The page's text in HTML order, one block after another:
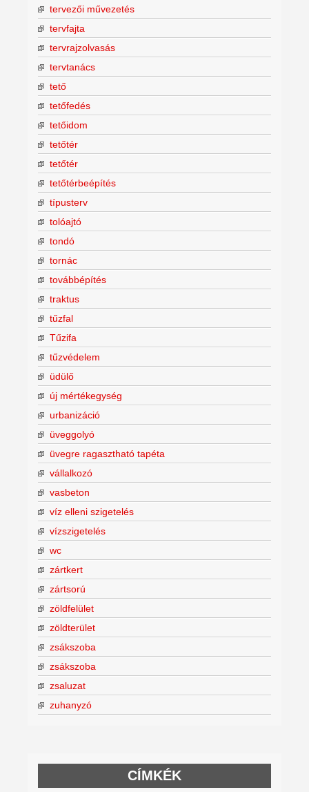
tervezői művezetés
tervfajta
tervrajzolvasás
tervtanács
tető
tetőfedés
tetőidom
tetőtér
tetőtér
tetőtérbeépítés
típusterv
tolóajtó
tondó
tornác
továbbépítés
traktus
tűzfal
Tűzifa
tűzvédelem
üdülő
új mértékegység
urbanizáció
üveggolyó
üvegre ragasztható tapéta
vállalkozó
vasbeton
víz elleni szigetelés
vízszigetelés
wc
zártkert
zártsorú
zöldfelület
zöldterület
zsákszoba
zsákszoba
zsaluzat
zuhanyzó
CÍMKÉK